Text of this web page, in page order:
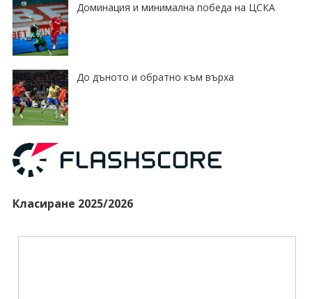
Доминация и минимална победа на ЦСКА
До дъното и обратно към върха
Класиране 2025/2026